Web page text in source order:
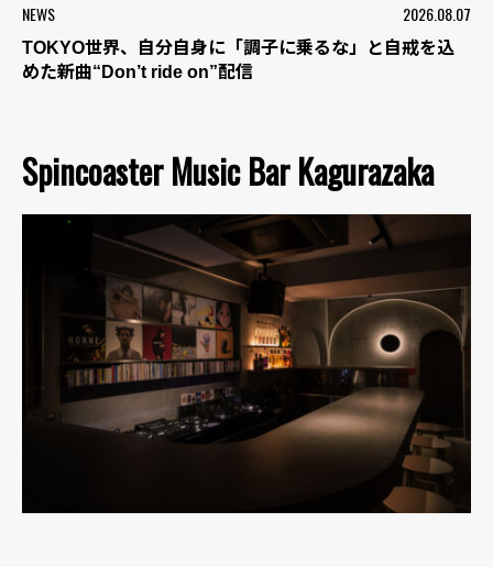
NEWS 2026.08.07
TOKYO世界、自分自身に「調子に乗るな」と自戒を込
めた新曲“Don’t ride on”配信
Spincoaster Music Bar Kagurazaka